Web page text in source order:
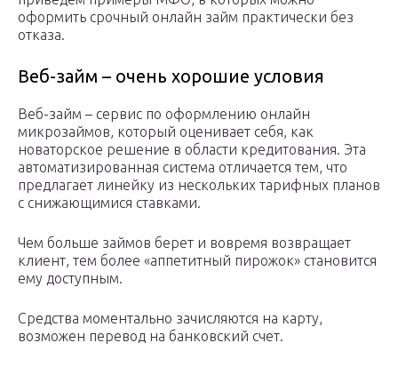
оформить срочный онлайн займ практически без
отказа.
Веб-займ – очень хорошие условия
Веб-займ – сервис по оформлению онлайн
микрозаймов, который оценивает себя, как
новаторское решение в области кредитования. Эта
автоматизированная система отличается тем, что
предлагает линейку из нескольких тарифных планов
с снижающимися ставками.
Чем больше займов берет и вовремя возвращает
клиент, тем более «аппетитный пирожок» становится
ему доступным.
Средства моментально зачисляются на карту,
возможен перевод на банковский счет.